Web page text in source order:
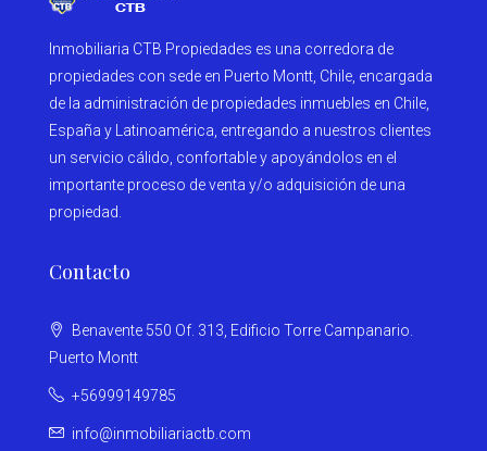
Inmobiliaria CTB Propiedades es una corredora de
propiedades con sede en Puerto Montt, Chile, encargada
de la administración de propiedades inmuebles en Chile,
España y Latinoamérica, entregando a nuestros clientes
un servicio cálido, confortable y apoyándolos en el
importante proceso de venta y/o adquisición de una
propiedad.
Contacto
Benavente 550 Of. 313, Edificio Torre Campanario.
Puerto Montt
+56999149785
info@inmobiliariactb.com